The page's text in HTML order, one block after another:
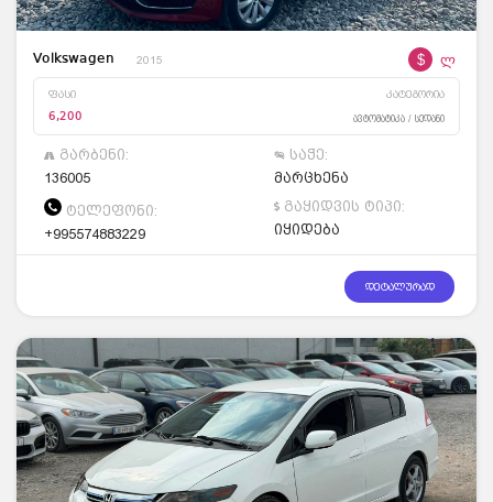
Volkswagen 2015 $ ლ
ფასი კატეგორია
6,200 ავტომატიკა / სედანი
გარბენი:
136005
საჭე:
მარცხენა
ტელეფონი:
+995574883229
გაყიდვის ტიპი:
იყიდება
დეტალურად